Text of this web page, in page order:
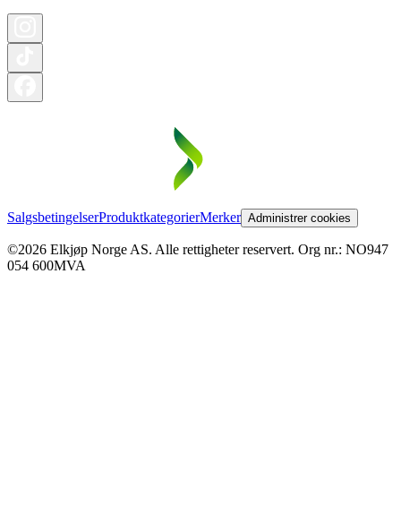
SalgsbetingelserProduktkategorierMerker Administrer cookies
©2026 Elkjøp Norge AS. Alle rettigheter reservert. Org nr.: NO947
054 600MVA